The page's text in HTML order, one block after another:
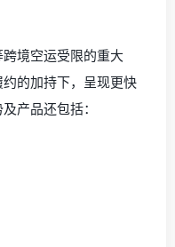
境空运受限的重大
的加持下，呈现更快
产品还包括：